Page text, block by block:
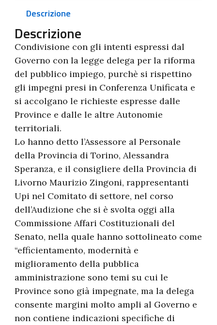
Descrizione
Descrizione
Condivisione con gli intenti espressi dal
Governo con la legge delega per la riforma
del pubblico impiego, purchè si rispettino
gli impegni presi in Conferenza Unificata e
si accolgano le richieste espresse dalle
Province e dalle le altre Autonomie
territoriali.
Lo hanno detto l’Assessore al Personale
della Provincia di Torino, Alessandra
Speranza, e il consigliere della Provincia di
Livorno Maurizio Zingoni, rappresentanti
Upi nel Comitato di settore, nel corso
dell’Audizione che si è svolta oggi alla
Commissione Affari Costituzionali del
Senato, nella quale hanno sottolineato come
“efficientamento, modernità e
miglioramento della pubblica
amministrazione sono temi su cui le
Province sono già impegnate, ma la delega
consente margini molto ampli al Governo e
non contiene indicazioni specifiche di